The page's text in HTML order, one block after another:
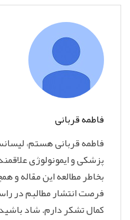
فاطمه قربانی
فاطمه قربانی هستم،
پزشکی و ایمونولوژی
بخاطر مطالعه این مقاله و
فرصت انتشار مطالبم در
کمال تشکر دارم. شاد